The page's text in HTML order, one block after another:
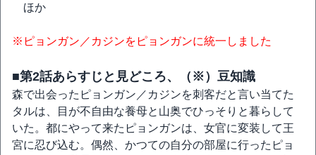
ほか
※ピョンガン／カジンをピョンガンに統一しました
■第2話あらすじと見どころ、（※）豆知識
森で出会ったピョンガン／カジンを刺客だと言い当てた
タルは、目が不自由な養母と山奥でひっそりと暮らして
いた。都にやって来たピョンガンは、女官に変装して王
宮に忍び込む。偶然、かつての自分の部屋に行ったピョ